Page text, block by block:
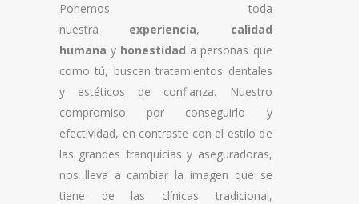
Ponemos toda
nuestra experiencia, calidad
humana y honestidad a personas que
como tú, buscan tratamientos dentales
y estéticos de confianza. Nuestro
compromiso por conseguirlo y
efectividad, en contraste con el estilo de
las grandes franquicias y aseguradoras,
nos lleva a cambiar la imagen que se
tiene de las clínicas tradicional,